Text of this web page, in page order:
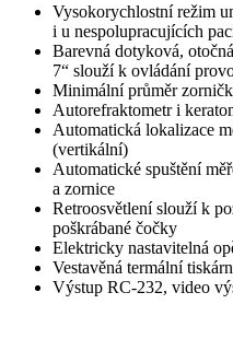
Vysokorychlostní režim
i u nespolupracujících
Barevná dotyková,
7“ slouží k ovládání
Minimální průměr
Autorefraktometr i
Automatická lokalizace
(vertikální)
Automatické spuštění
a zornice
Retroosvětlení slouží k
poškrábané čočky
Elektricky nastavitelná
Vestavěná termální
Výstup RC-232, video